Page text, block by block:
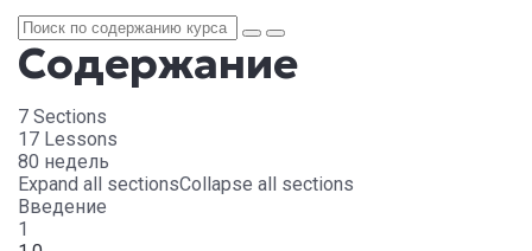
Содержание
7 Sections
17 Lessons
80 недель
Expand all sectionsCollapse all sections
Введение
1